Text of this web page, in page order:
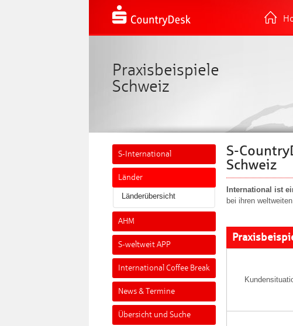
Praxisbeispiele
Schweiz
S-
Schweiz
International ist
bei ihren
S-International
Länder
Länderübersicht
AHM
S-weltweit APP
International Coffee Break
News & Termine
Übersicht und Suche